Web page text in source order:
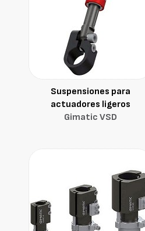
Suspensiones para
actuadores ligeros
Gimatic VSD